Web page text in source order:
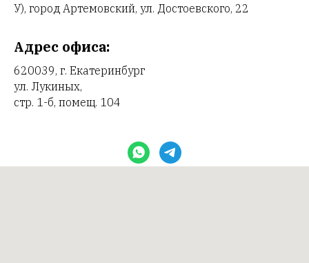
У), город Артемовский, ул. Достоевского, 22
Адрес офиса:
620039, г. Екатеринбург
ул. Лукиных,
стр. 1-б, помещ. 104